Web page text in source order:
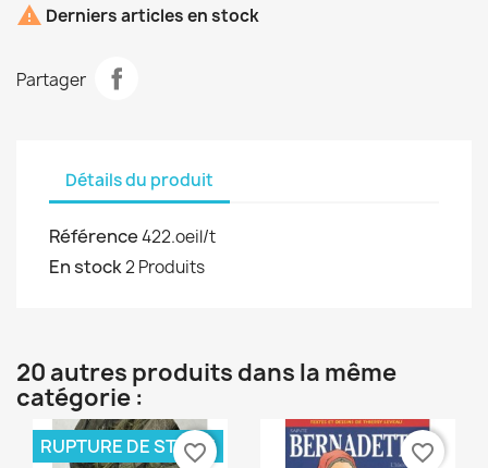
 Derniers articles en stock
Partager
Détails du produit
Référence422.oeil/t
En stock2 Produits
20 autres produits dans la même
catégorie :
RUPTURE DE STOCK
favorite_border favorite_border